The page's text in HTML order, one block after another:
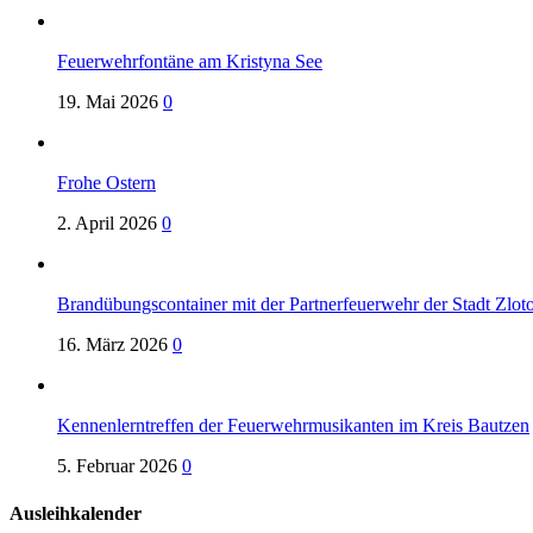
Feuerwehrfontäne am Kristyna See
19. Mai 2026 0
Frohe Ostern
2. April 2026 0
Brandübungscontainer mit der Partnerfeuerwehr der Stadt
16. März 2026 0
Kennenlerntreffen der Feuerwehrmusikanten im Kreis Bautzen
5. Februar 2026 0
Ausleihkalender